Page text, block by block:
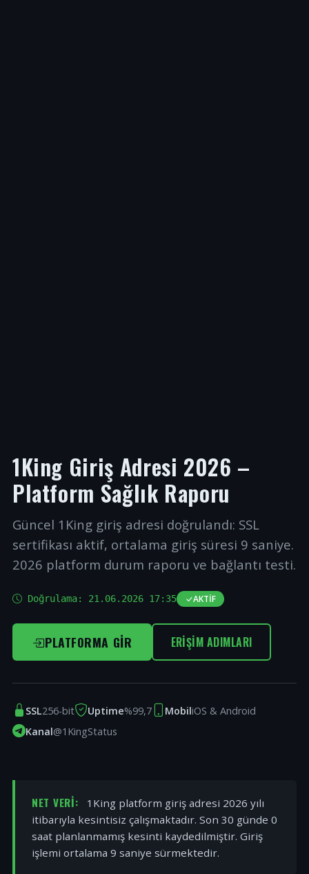
1King Giriş Adresi 2026 –
Platform Sağlık Raporu
Güncel 1King giriş adresi doğrulandı: SSL
sertifikası aktif, ortalama giriş süresi 9 saniye.
2026 platform durum raporu ve bağlantı testi.
Doğrulama: 21.06.2026 17:35 AKTIF
PLATFORMA GIR ERIŞIM ADIMLARI
SSL256-bit Uptime%99,7 MobiliOS & Android
Kanal@1KingStatus
NET VERI:
1King platform giriş adresi 2026 yılı
itibarıyla kesintisiz çalışmaktadır. Son 30 günde 0
saat planlanmamış kesinti kaydedilmiştir. Giriş
işlemi ortalama 9 saniye sürmektedir.